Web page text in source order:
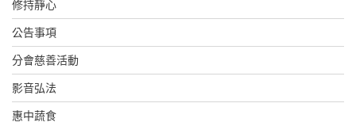
修持靜心
公告事項
分會慈善活動
影音弘法
惠中蔬食